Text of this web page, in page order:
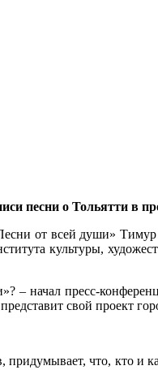
песни о Тольятти в
от всей души»
культуры,
– начал пресс-
свой проект
что, кто и